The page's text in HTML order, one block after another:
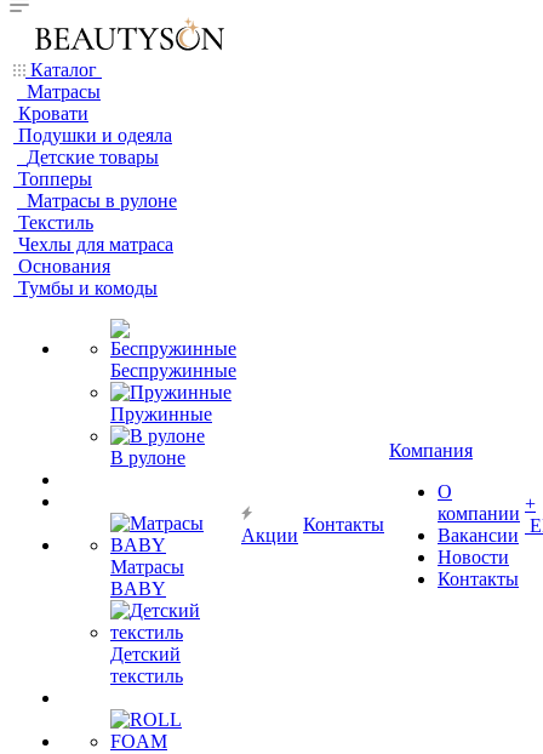
Каталог
Матрасы
Кровати
Подушки и одеяла
Детские товары
Топперы
Матрасы в рулоне
Текстиль
Чехлы для матраса
Основания
Тумбы и комоды
Беспружинные
Пружинные
В рулоне
Матрасы
BABY
Детский
текстиль
Акции
Контакты
Компания
О
компании
Вакансии
Новости
Контакты
+